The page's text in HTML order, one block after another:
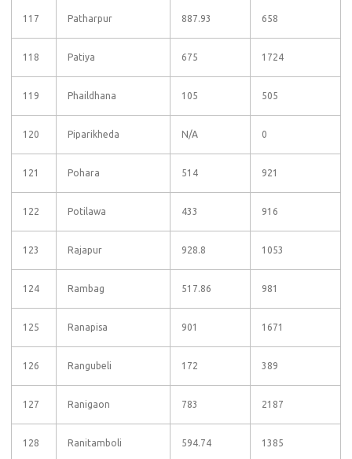
117 Patharpur 887.93 658
118 Patiya 675 1724
119 Phaildhana 105 505
120 Piparikheda N/A 0
121 Pohara 514 921
122 Potilawa 433 916
123 Rajapur 928.8 1053
124 Rambag 517.86 981
125 Ranapisa 901 1671
126 Rangubeli 172 389
127 Ranigaon 783 2187
128 Ranitamboli 594.74 1385